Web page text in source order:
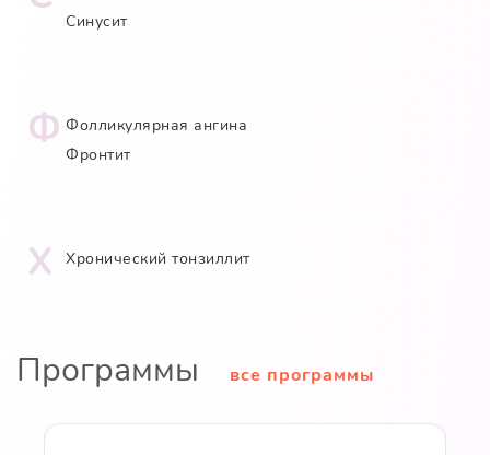
Синусит
Ф Фолликулярная ангина
Фронтит
Х Хронический тонзиллит
Программы все программы